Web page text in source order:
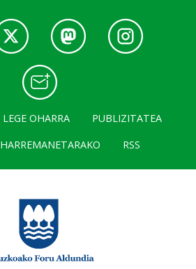
LEGE OHARRA
PUBLIZITATEA
HARREMANETARAKO RSS